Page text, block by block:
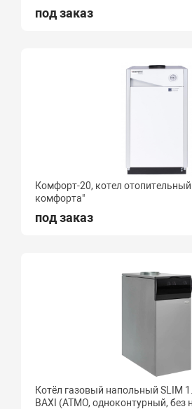
под заказ
Комфорт-20, котел
комфорта"
под заказ
Котёл газовый напольный SLIM
BAXI (АТМО, одноконтурный, без